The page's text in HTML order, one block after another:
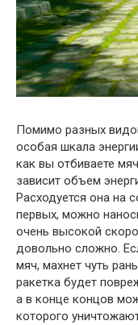
Помимо разных
особая шкала
как вы отбиваете
зависит объем
Расходуется она на
первых, можно
очень высокой
довольно сложно.
мяч, махнет чуть
ракетка будет
а в конце концов
которого